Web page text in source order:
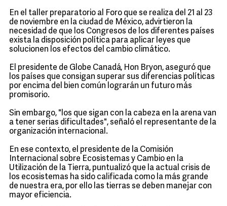
En el taller preparatorio al Foro que se realiza del 21 al 23
de noviembre en la ciudad de México, advirtieron la
necesidad de que los Congresos de los diferentes países
exista la disposición política para aplicar leyes que
solucionen los efectos del cambio climático.
El presidente de Globe Canadá, Hon Bryon, aseguró que
los países que consigan superar sus diferencias políticas
por encima del bien común lograrán un futuro más
promisorio.
Sin embargo, "los que sigan con la cabeza en la arena van
a tener serias dificultades", señaló el representante de la
organización internacional.
En ese contexto, el presidente de la Comisión
Internacional sobre Ecosistemas y Cambio en la
Utilización de la Tierra, puntualizó que la actual crisis de
los ecosistemas ha sido calificada como la más grande
de nuestra era, por ello las tierras se deben manejar con
mayor eficiencia.